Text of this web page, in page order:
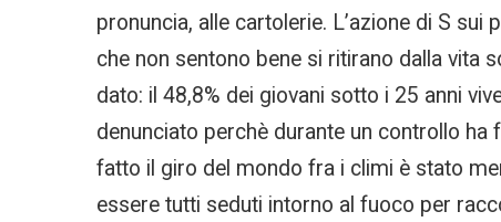
pronuncia, alle cartolerie. L’azione di S
che non sentono bene si ritirano dalla vita
dato: il 48,8% dei giovani sotto i 25 anni
denunciato perchè durante un controllo
fatto il giro del mondo fra i climi è stato
essere tutti seduti intorno al fuoco per